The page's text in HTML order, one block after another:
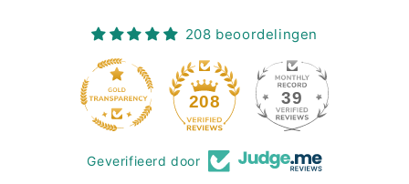
208 beoordelingen
208 39
Geverifieerd door